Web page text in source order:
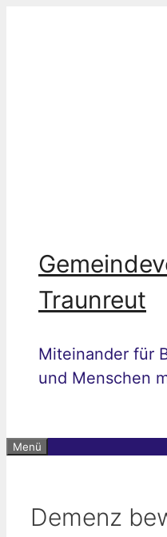
Traunreut
Miteinander für
und Menschen
Menü
Demenz